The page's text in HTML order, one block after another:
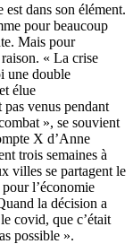
dans son élément.
pour beaucoup
Mais pour
« La crise
une double
élue
pas venus pendant
», se souvient
X d’Anne
trois semaines à
villes se partagent le
l’économie
la décision a
covid, que c’était
possible ».